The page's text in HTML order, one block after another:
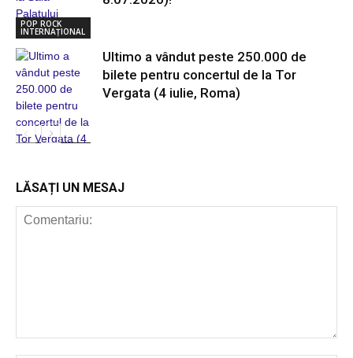
POP ROCK
INTERNAȚIONAL
Ultimo a vândut peste 250.000 de
bilete pentru concertul de la Tor
Vergata (4 iulie, Roma)
LĂSAȚI UN MESAJ